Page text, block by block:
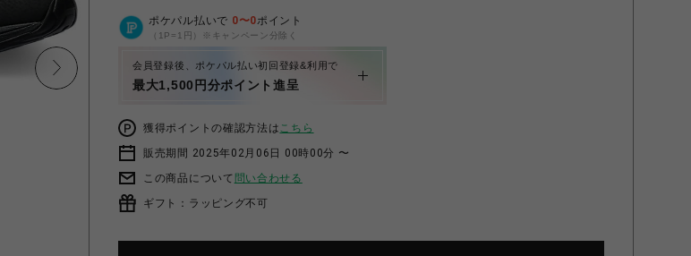
ポケパル払いで 0〜0ポイント
（1P=1円）※キャンペーン分除く
会員登録後、ポケパル払い初回登録&利用で
最大1,500円分ポイント進呈
獲得ポイントの確認方法はこちら
販売期間 2025年02月06日 00時00分 〜
この商品について 問い合わせる
ギフト：ラッピング不可